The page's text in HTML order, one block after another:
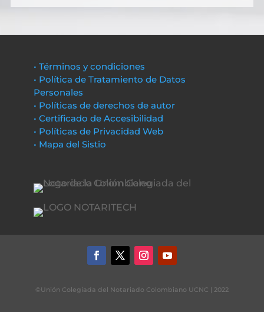
• Términos y condiciones
• Política de Tratamiento de Datos
Personales
• Políticas de derechos de autor
• Certificado de Accesibilidad
• Políticas de Privacidad Web
• Mapa del Sistio
©Unión Colegiada del Notariado Colombiano UCNC | 2022